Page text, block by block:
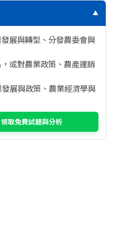
▼
展與轉型、分發農委會與
或對農業政策、農產運銷
展與政策、農業經濟學與
取免費試聽與分析